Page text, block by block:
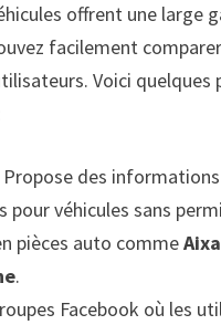
offrent une large
facilement
Voici
des
pour véhicules sans
pièces auto comme
.
Facebook où les